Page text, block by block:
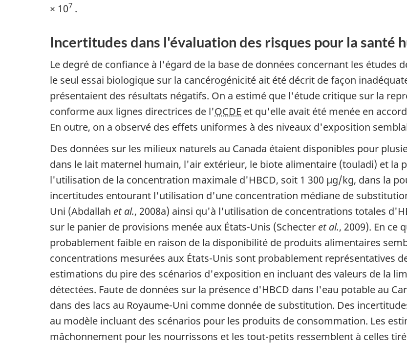
× 107 .
Incertitudes dans l'évaluation des risques pour la santé
Le degré de confiance à l'égard de la base de données concernant les études
le seul essai biologique sur la cancérogénicité ait été décrit de façon
présentaient des résultats négatifs. On a estimé que l'étude critique sur la
conforme aux lignes directrices de l'OCDE et qu'elle avait été menée en
En outre, on a observé des effets uniformes à des niveaux d'exposition
Des données sur les milieux naturels au Canada étaient disponibles pour
dans le lait maternel humain, l'air extérieur, le biote alimentaire (touladi) et la
l'utilisation de la concentration maximale d'HBCD, soit 1 300 µg/kg, dans la
incertitudes entourant l'utilisation d'une concentration médiane de
Uni (Abdallah et al., 2008a) ainsi qu'à l'utilisation de concentrations totales
sur le panier de provisions menée aux États-Unis (Schecter et al., 2009). En ce
probablement faible en raison de la disponibilité de produits alimentaires
concentrations mesurées aux États-Unis sont probablement représentatives
estimations du pire des scénarios d'exposition en incluant des valeurs de la
détectées. Faute de données sur la présence d'HBCD dans l'eau potable au
dans des lacs au Royaume-Uni comme donnée de substitution. Des
au modèle incluant des scénarios pour les produits de consommation. Les
mâchonnement pour les nourrissons et les tout-petits ressemblent à celles